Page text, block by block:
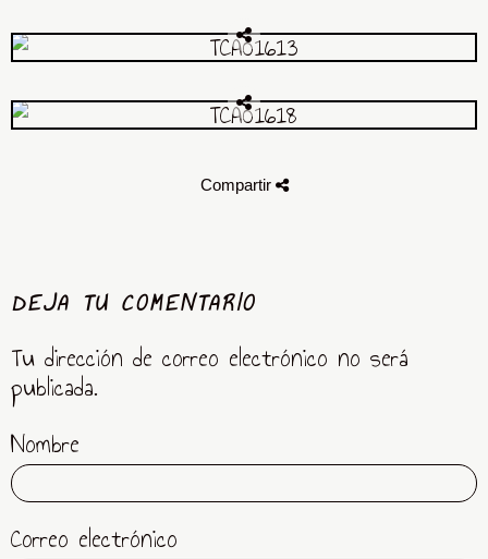
Compartir
DEJA TU COMENTARIO
Tu dirección de correo electrónico no será
publicada.
Nombre
Correo electrónico